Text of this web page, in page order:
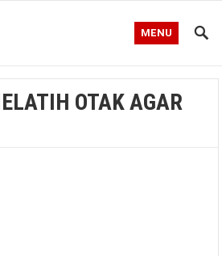
MENU
OTAK AGAR